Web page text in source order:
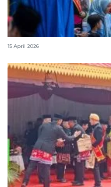
Lebaran Betawi,
15 April 2026